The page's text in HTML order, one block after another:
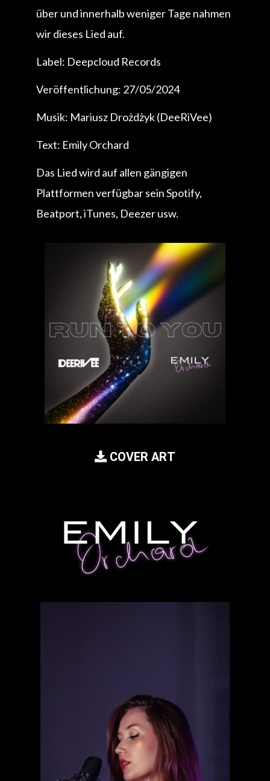
über und innerhalb weniger Tage nahmen
wir dieses Lied auf.
Label: Deepcloud Records
Veröffentlichung: 27/05/2024
Musik: Mariusz Drożdżyk (DeeRiVee)
Text: Emily Orchard
Das Lied wird auf allen gängigen
Plattformen verfügbar sein Spotify,
Beatport, iTunes, Deezer usw.
COVER ART